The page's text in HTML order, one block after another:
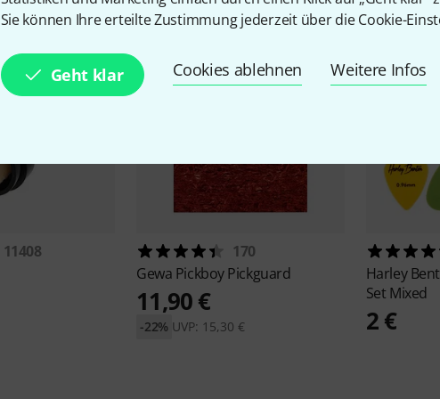
Sie können Ihre erteilte Zustimmung jederzeit über die Cookie-
Geht klar Cookies ablehnen Weitere Infos
11408
170
Gewa Pickboy Pickguard
11,90 €
UVP: 15,30 €
-22%
Harley
Set Mixed
2 €